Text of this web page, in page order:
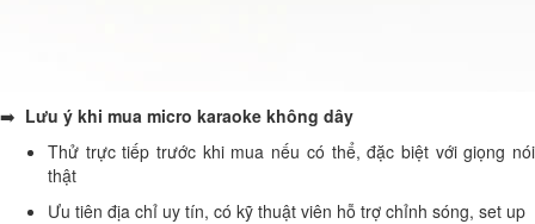
➡️ Lưu ý khi mua micro karaoke không dây
Thử trực tiếp trước khi mua nếu có thể, đặc biệt với giọng nói
thật
Ưu tiên địa chỉ uy tín, có kỹ thuật viên hỗ trợ chỉnh sóng, set up